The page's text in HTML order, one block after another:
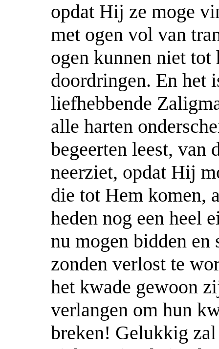
opdat Hij ze moge
met ogen vol van
ogen kunnen niet
doordringen. En het
liefhebbende
alle harten
begeerten leest, van
neerziet, opdat Hij
die tot Hem komen,
heden nog een heel
nu mogen bidden en
zonden verlost te
het kwade gewoon
verlangen om hun
breken! Gelukkig